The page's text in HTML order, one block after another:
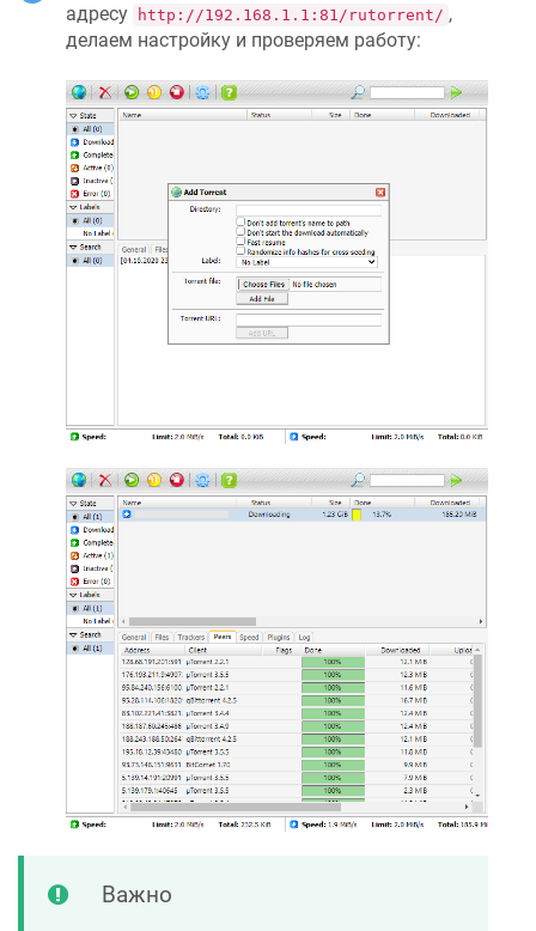
адресу
http://192.168.1.1:81/rutorrent/ ,
делаем настройку и проверяем работу:
Важно